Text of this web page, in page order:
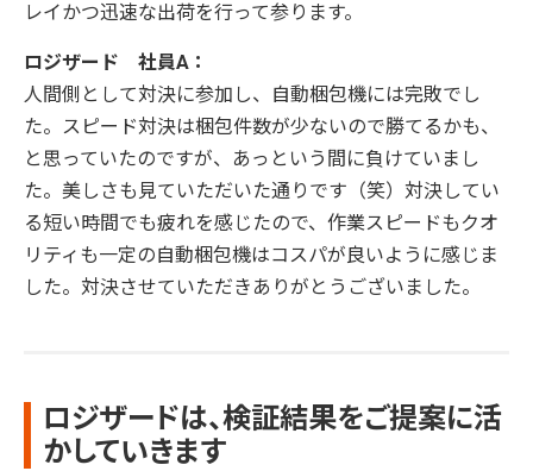
レイかつ迅速な出荷を行って参ります。
ロジザード 社員A：
人間側として対決に参加し、自動梱包機には完敗でし
た。スピード対決は梱包件数が少ないので勝てるかも、
と思っていたのですが、あっという間に負けていまし
た。美しさも見ていただいた通りです（笑）対決してい
る短い時間でも疲れを感じたので、作業スピードもクオ
リティも一定の自動梱包機はコスパが良いように感じま
した。対決させていただきありがとうございました。
ロジザードは、検証結果をご提案に活
かしていきます